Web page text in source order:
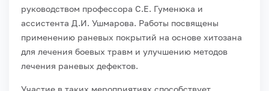
руководством профессора С.Е. Гуменюка и
ассистента Д.И. Ушмарова. Работы посвящены
применению раневых покрытий на основе хитозана
для лечения боевых травм и улучшению методов
лечения раневых дефектов.
Участие в таких мероприятиях способствует